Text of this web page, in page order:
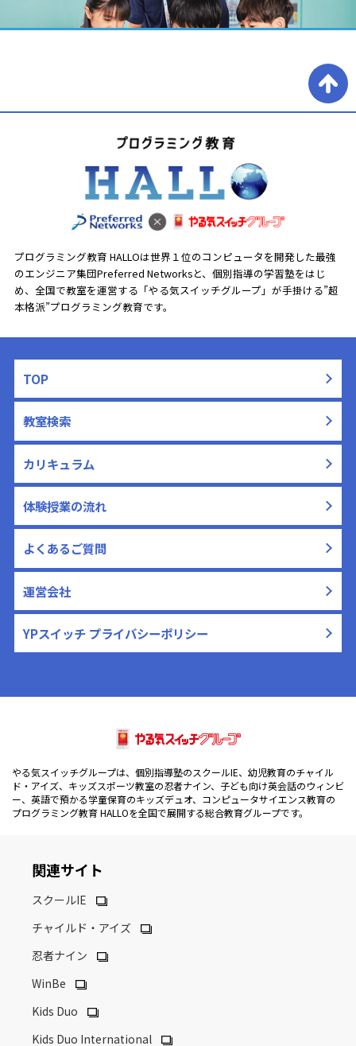
プログラミング教育 HALLOは世界１位のコンピュータを開発した最強
のエンジニア集団Preferred Networksと、 個別指導の学習塾をはじ
め、全国で教室を運営する「やる気スイッチグループ」が手掛ける”超
本格派”プログラミング教育です。
TOP
教室検索
カリキュラム
体験授業の流れ
よくあるご質問
運営会社
YPスイッチ プライバシーポリシー
やる気スイッチグループは、個別指導塾のスクールIE、幼児教育のチャイル
ド・アイズ、キッズスポーツ教室の忍者ナイン、子ども向け英会話のウィンビ
ー、英語で預かる学童保育のキッズデュオ、コンピュータサイエンス教育の
プログラミング教育 HALLOを全国で展開する総合教育グループです。
関連サイト
スクールIE
チャイルド・アイズ
忍者ナイン
WinBe
Kids Duo
Kids Duo International